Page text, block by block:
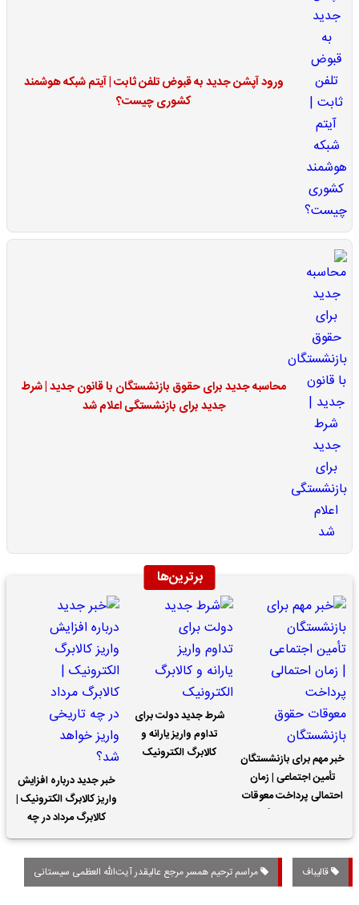
ورود آپشن جدید به قبوض تلفن ثابت | آیتم شبکه هوشمند
کشوری چیست؟
محاسبه جدید برای حقوق بازنشستگان با قانون جدید | شرط
جدید برای بازنشستگی اعلام شد
برترین‌ها
خبر مهم برای بازنشستگان
تأمین اجتماعی | زمان
احتمالی پرداخت معوقات
شرط جدید دولت برای
تداوم واریز یارانه و
کالابرگ الکترونیک
خبر جدید درباره افزایش
واریز کالابرگ الکترونیک |
کالابرگ مرداد در چه
تاریخی واریز خواهد شد؟
قالیباف مراسم ترحیم همسر مرجع عالیقدر آیت‌الله العظمی سیستانی